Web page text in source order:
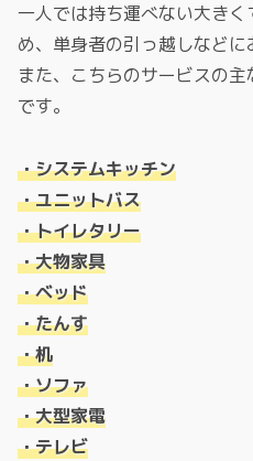
一人では持ち運べない大き
め、単身者の引っ越しなどに
また、こちらのサービスの
です。
・システムキッチン
・ユニットバス
・トイレタリー
・大物家具
・ベッド
・たんす
・机
・ソファ
・大型家電
・テレビ